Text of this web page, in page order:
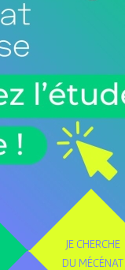
JE CHERCHE
DU MÉCÉNAT